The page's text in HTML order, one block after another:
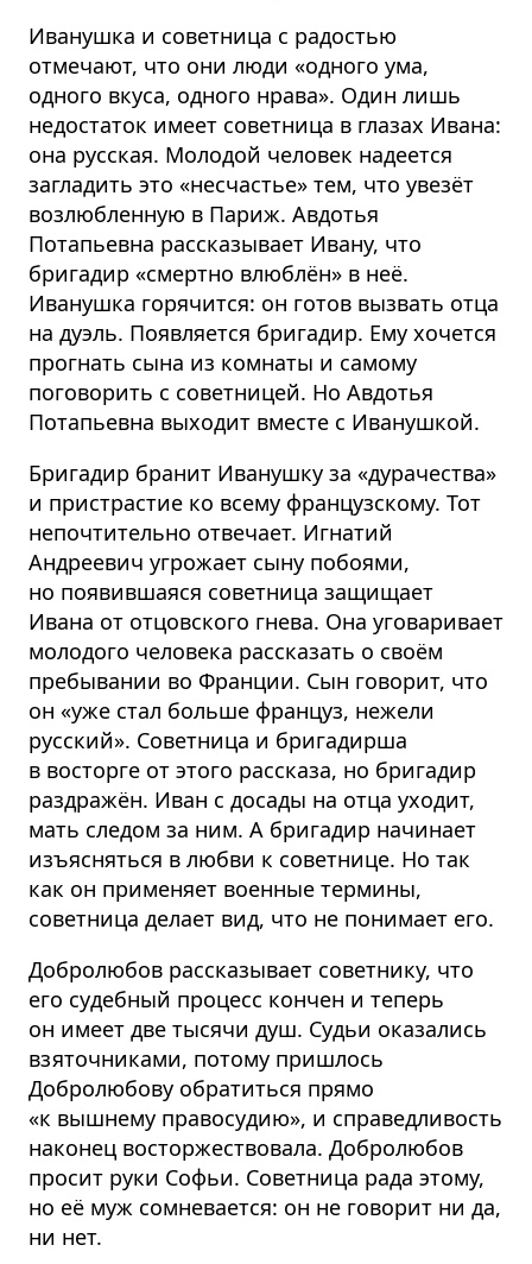
Иванушка и советница с радостью
отмечают, что они люди «одного ума,
одного вкуса, одного нрава». Один лишь
недостаток имеет советница в глазах Ивана:
она русская. Молодой человек надеется
загладить это «несчастье» тем, что увезёт
возлюбленную в Париж. Авдотья
Потапьевна рассказывает Ивану, что
бригадир «смертно влюблён» в неё.
Иванушка горячится: он готов вызвать отца
на дуэль. Появляется бригадир. Ему хочется
прогнать сына из комнаты и самому
поговорить с советницей. Но Авдотья
Потапьевна выходит вместе с Иванушкой.
Бригадир бранит Иванушку за «дурачества»
и пристрастие ко всему французскому. Тот
непочтительно отвечает. Игнатий
Андреевич угрожает сыну побоями,
но появившаяся советница защищает
Ивана от отцовского гнева. Она уговаривает
молодого человека рассказать о своём
пребывании во Франции. Сын говорит, что
он «уже стал больше француз, нежели
русский». Советница и бригадирша
в восторге от этого рассказа, но бригадир
раздражён. Иван с досады на отца уходит,
мать следом за ним. А бригадир начинает
изъясняться в любви к советнице. Но так
как он применяет военные термины,
советница делает вид, что не понимает его.
Добролюбов рассказывает советнику, что
его судебный процесс кончен и теперь
он имеет две тысячи душ. Судьи оказались
взяточниками, потому пришлось
Добролюбову обратиться прямо
«к вышнему правосудию», и справедливость
наконец восторжествовала. Добролюбов
просит руки Софьи. Советница рада этому,
но её муж сомневается: он не говорит ни да,
ни нет.